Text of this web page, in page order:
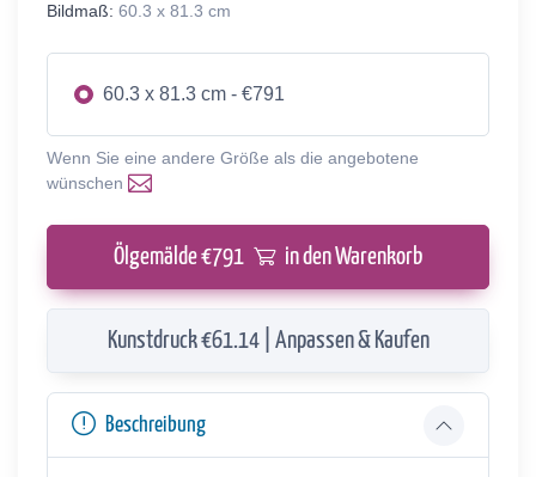
Bildmaß: 60.3 x 81.3 cm
60.3 x 81.3 cm - €791
Wenn Sie eine andere Größe als die angebotene
wünschen
Ölgemälde €791 in den Warenkorb
Kunstdruck €61.14 | Anpassen & Kaufen
Beschreibung